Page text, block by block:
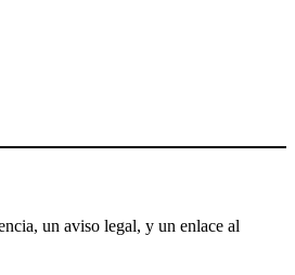
un aviso legal, y un enlace al